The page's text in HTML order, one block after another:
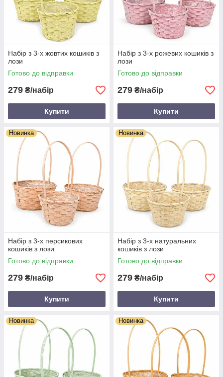
Набір з 3-х жовтих кошиків з
лози
Готово до відправки
279 ₴/набір
Купити
Набір з 3-х рожевих кошиків з
лози
Готово до відправки
279 ₴/набір
Купити
Новинка
Набір з 3-х персикових
кошиків з лози
Готово до відправки
279 ₴/набір
Купити
Новинка
Набір з 3-х натуральних
кошиків з лози
Готово до відправки
279 ₴/набір
Купити
Новинка Новинка